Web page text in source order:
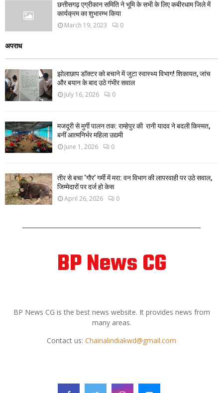
छत्तीसगढ़ एग्रीकान समिति ने भूमि के सभी के लिए कबीरधाम जिले में
कार्यक्रम का शुभारम्भ किया
March 19, 2023 0
अपराध
झोलाछाप डॉक्टर को बचाने में जुटा स्वास्थ्य विभाग! शिकायत, जांच
और बयान के बाद उठे गंभीर सवाल
July 16, 2026 0
मजदूरी से मुर्गी पालन तक: राम्हेपुर की रानी यादव ने बदली किस्मत,
बनीं आत्मनिर्भर महिला उद्यमी
June 1, 2026 0
तीर से बचा ‘गौर’ गर्मी में मरा: वन विभाग की लापरवाही पर उठे सवाल,
जिम्मेदारों पर दर्ज हो केस
April 26, 2026 0
BP News CG
BP News CG is the best news website. It provides news from
many areas.
Contact us: Chainalindiakwd@gmail.com